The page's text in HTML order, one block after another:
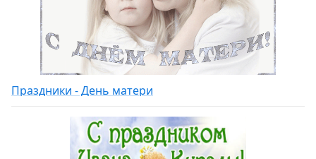
Праздники - День матери